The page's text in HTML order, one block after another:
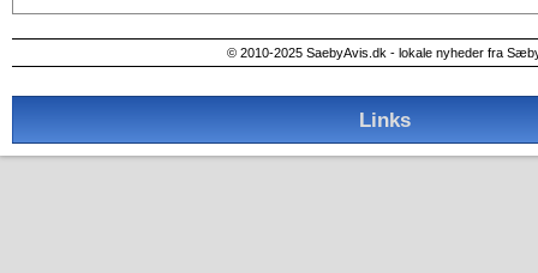
© 2010-2025 SaebyAvis.dk - lokale nyheder fra
Links